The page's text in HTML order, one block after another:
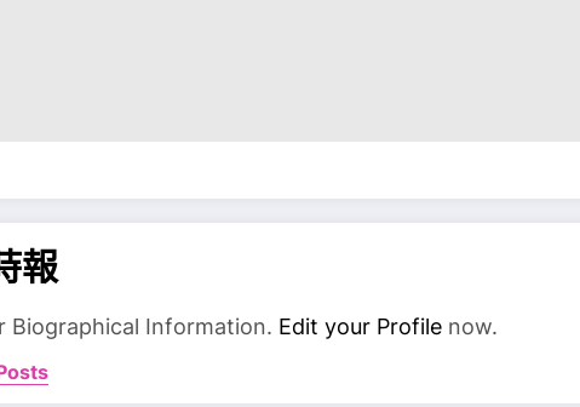
報
Biographical Information. Edit your Profile now.